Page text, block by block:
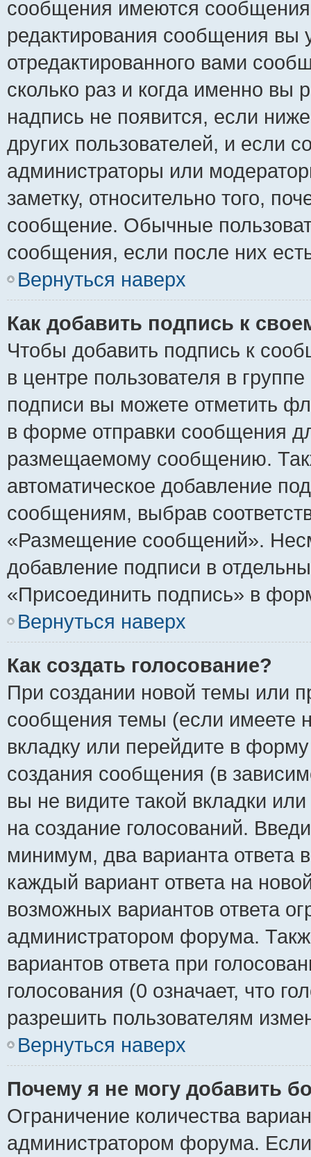
сообщения имеются сообщения
редактирования сообщения
отредактированного вами
сколько раз и когда именно
надпись не появится, если
других пользователей, и если
администраторы или
заметку, относительно того,
сообщение. Обычные
сообщения, если после них
Вернуться наверх
Как добавить подпись к
Чтобы добавить подпись к
в центре пользователя в
подписи вы можете отметить
в форме отправки сообщения
размещаемому сообщению.
автоматическое добавление
сообщениям, выбрав
«Размещение сообщений».
добавление подписи в
«Присоединить подпись» в
Вернуться наверх
Как создать голосование?
При создании новой темы или
сообщения темы (если имеете
вкладку или перейдите в
создания сообщения (в
вы не видите такой вкладки
на создание голосований.
минимум, два варианта ответа
каждый вариант ответа на
возможных вариантов ответа
администратором форума.
вариантов ответа при
голосования (0 означает, что
разрешить пользователям
Вернуться наверх
Почему я не могу добавить
Ограничение количества
администратором форума.